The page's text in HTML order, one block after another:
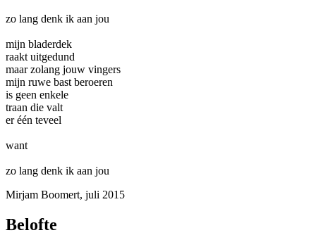
zo lang denk ik aan jou
mijn bladerdek
raakt uitgedund
maar zolang jouw vingers
mijn ruwe bast beroeren
is geen enkele
traan die valt
er één teveel
want
zo lang denk ik aan jou
Mirjam Boomert, juli 2015
Belofte